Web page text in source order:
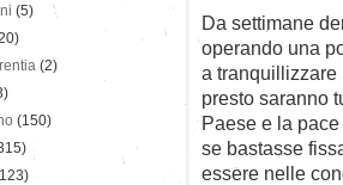
Da settimane
operando una
a
presto saranno
Paese e la
se bastasse
essere nelle
(5)
(2)
(150)